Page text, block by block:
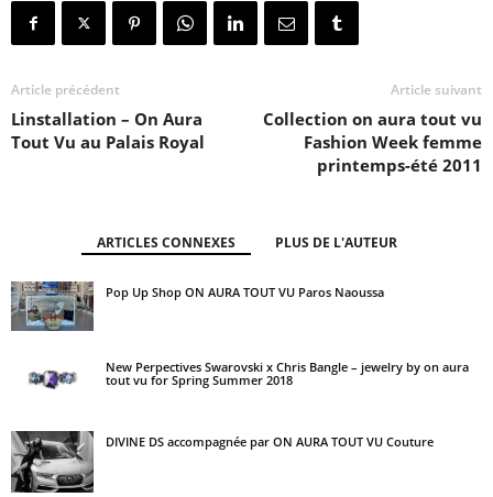
Article précédent
Linstallation – On Aura
Tout Vu au Palais Royal
Article suivant
Collection on aura tout vu
Fashion Week femme
printemps-été 2011
ARTICLES CONNEXES PLUS DE L'AUTEUR
Pop Up Shop ON AURA TOUT VU Paros Naoussa
New Perpectives Swarovski x Chris Bangle – jewelry by on aura
tout vu for Spring Summer 2018
DIVINE DS accompagnée par ON AURA TOUT VU Couture